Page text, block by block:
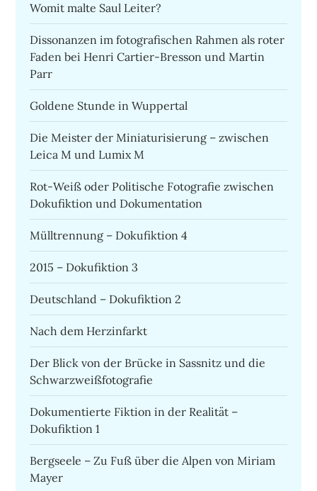
Womit malte Saul Leiter?
Dissonanzen im fotografischen Rahmen als roter
Faden bei Henri Cartier-Bresson und Martin
Parr
Goldene Stunde in Wuppertal
Die Meister der Miniaturisierung – zwischen
Leica M und Lumix M
Rot-Weiß oder Politische Fotografie zwischen
Dokufiktion und Dokumentation
Mülltrennung – Dokufiktion 4
2015 – Dokufiktion 3
Deutschland – Dokufiktion 2
Nach dem Herzinfarkt
Der Blick von der Brücke in Sassnitz und die
Schwarzweißfotografie
Dokumentierte Fiktion in der Realität –
Dokufiktion 1
Bergseele – Zu Fuß über die Alpen von Miriam
Mayer